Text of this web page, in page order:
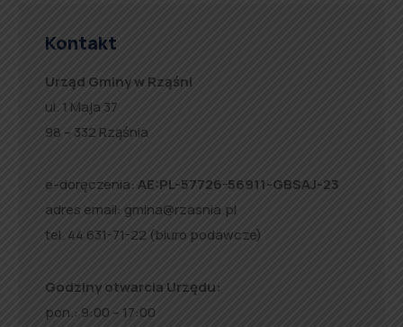
Kontakt
Urząd Gminy w Rząśni
ul. 1 Maja 37
98 – 332 Rząśnia
e-doręczenia: AE:PL-57726-56911-GBSAJ-23
adres email: gmina@rzasnia.pl
tel. 44 631-71-22 (biuro podawcze)
Godziny otwarcia Urzędu:
pon.: 9:00 – 17:00